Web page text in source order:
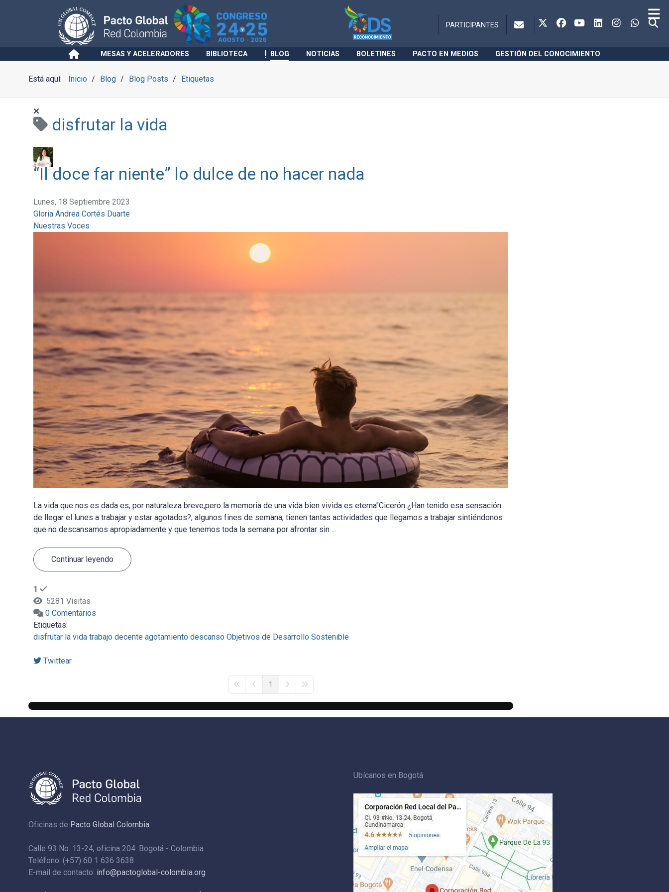
PARTICIPANTES
MESAS Y ACELERADORES BIBLIOTECA BLOG NOTICIAS BOLETINES PACTO EN MEDIOS GESTIÓN DEL CONOCIMIENTO
Está aquí: Inicio Blog Blog Posts Etiquetas
disfrutar la vida
“Il doce far niente” lo dulce de no hacer nada
Lunes, 18 Septiembre 2023
Gloria Andrea Cortés Duarte
Nuestras Voces
La vida que nos es dada es, por naturaleza breve,pero la memoria de una vida bien vivida es eterna"Cicerón ¿Han tenido esa sensación
de llegar el lunes a trabajar y estar agotados?, algunos fines de semana, tienen tantas actividades que llegamos a trabajar sintiéndonos
que no descansamos apropiadamente y que tenemos toda la semana por afrontar sin ...
Continuar leyendo
1
5281 Visitas
0 Comentarios
Etiquetas:
disfrutar la vida trabajo decente agotamiento descanso Objetivos de Desarrollo Sostenible
Twittear
First PagePrevious Page
1
Next PageLast Page
Oficinas de Pacto Global Colombia:
Calle 93 No. 13-24, oficina 204. Bogotá - Colombia
Teléfono: (+57) 60 1 636 3638
E-mail de contacto: info@pactoglobal-colombia.org
Ubícanos en Bogotá